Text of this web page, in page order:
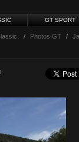
GT SPORT
/ Photos GT /